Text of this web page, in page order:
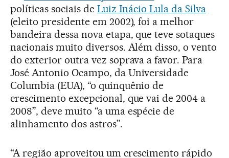
políticas sociais de Luiz Inácio Lula da Silva
(eleito presidente em 2002), foi a melhor
bandeira dessa nova etapa, que teve sotaques
nacionais muito diversos. Além disso, o vento
do exterior outra vez soprava a favor. Para
José Antonio Ocampo, da Universidade
Columbia (EUA), “o quinquênio de
crescimento excepcional, que vai de 2004 a
2008”, deve muito “a uma espécie de
alinhamento dos astros”.
“A região aproveitou um crescimento rápido